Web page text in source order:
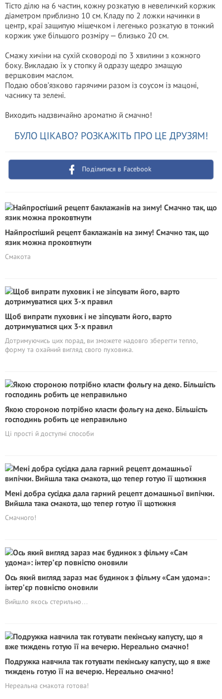
Тісто ділю на 6 частин, кожну розкатую в невеличкий коржик
діаметром приблизно 10 см. Кладу по 2 ложки начинки в
центр, краї защипую мішечком і легенько розкатую в тонкий
коржик уже більшого розміру — близько 20 см.
Смажу хичіни на сухій сковороді по 3 хвилини з кожного
боку. Викладаю їх у стопку й одразу щедро змащую
вершковим маслом.
Подаю обов’язково гарячими разом із соусом із мацоні,
часнику та зелені.
Виходить надзвичайно ароматно й смачно!
БУЛО ЦІКАВО? РОЗКАЖІТЬ ПРО ЦЕ ДРУЗЯМ!
Поділитися в Facebook
Найпростіший рецепт баклажанів на зиму! Смачно так, що
язик можна проковтнути
Смакота
Щоб випрати пуховик і не зіпсувати його, варто
дотримуватися цих 3-х правил
Дотримуючись цих порад, ви зможете надовго зберегти тепло,
форму та охайний вигляд свого пуховика.
Якою стороною потрібно класти фольгу на деко. Більшість
господинь робить це неправильно
Ці прості й доступні способи
Мені добра сусідка дала гарний рецепт домашньої випічки.
Вийшла така смакота, що тепер готую її щотижня
Смачного!
Ось який вигляд зараз має будинок з фільму «Сам удома»:
інтер’єр повністю оновили
Вийшло якось стерильно…
Подружка навчила так готувати пекінську капусту, що я вже
тиждень готую її на вечерю. Нереально смачно!
Нереальна смакота готова!